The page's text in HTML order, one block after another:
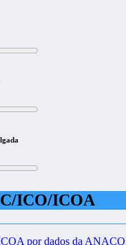
ICO/ICOA
por dados da